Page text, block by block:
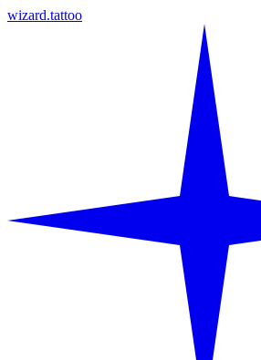
wizard.tattoo